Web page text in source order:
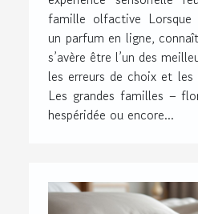
famille olfactive Lorsque
un parfum en ligne,
s’avère être l’un des
les erreurs de choix et
Les grandes familles –
hespéridée ou encore...